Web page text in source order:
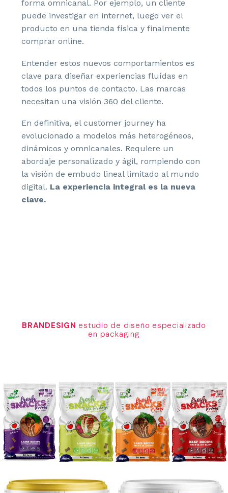
forma omnicanal. Por ejemplo, un cliente
puede investigar en internet, luego ver el
producto en una tienda física y finalmente
comprar online.
Entender estos nuevos comportamientos es
clave para diseñar experiencias fluídas en
todos los puntos de contacto. Las marcas
necesitan una visión 360 del cliente.
En definitiva, el customer journey ha
evolucionado a modelos más heterogéneos,
dinámicos y omnicanales. Requiere un
abordaje personalizado y ágil, rompiendo con
la visión de embudo lineal limitado al mundo
digital. La experiencia integral es la nueva
clave.
BRANDESIGN estudio de diseño especializado
en packaging